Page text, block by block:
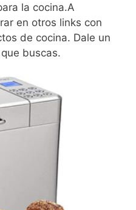
la cocina.A
en otros links con
de cocina. Dale un
buscas.